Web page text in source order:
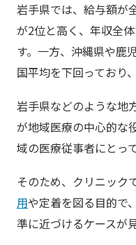
岩手県では、給与額が
が2位と高く、年収全
す。一方、沖縄県や鹿
国平均を下回っており
岩手県などのような地
が地域医療の中心的な
域の医療従事者にとっ
そのため、クリニック
用や定着を図る目的で
準に近づけるケースが